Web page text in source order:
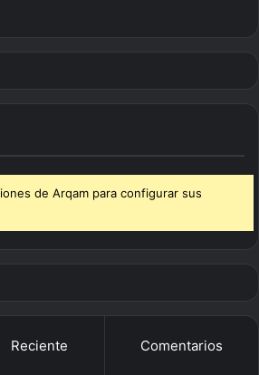
de Arqam para configurar sus
Reciente Comentarios